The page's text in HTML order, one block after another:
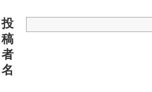
投
稿
者
名